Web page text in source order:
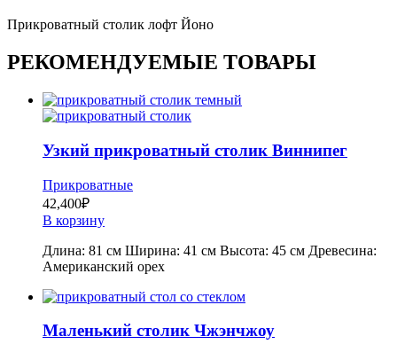
Прикроватный столик лофт Йоно
РЕКОМЕНДУЕМЫЕ ТОВАРЫ
Узкий прикроватный столик Виннипег
Прикроватные
42,400₽
В корзину
Длина: 81 см Ширина: 41 см Высота: 45 см Древесина:
Американский орех
Маленький столик Чжэнчжоу